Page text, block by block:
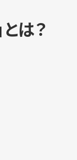
は？